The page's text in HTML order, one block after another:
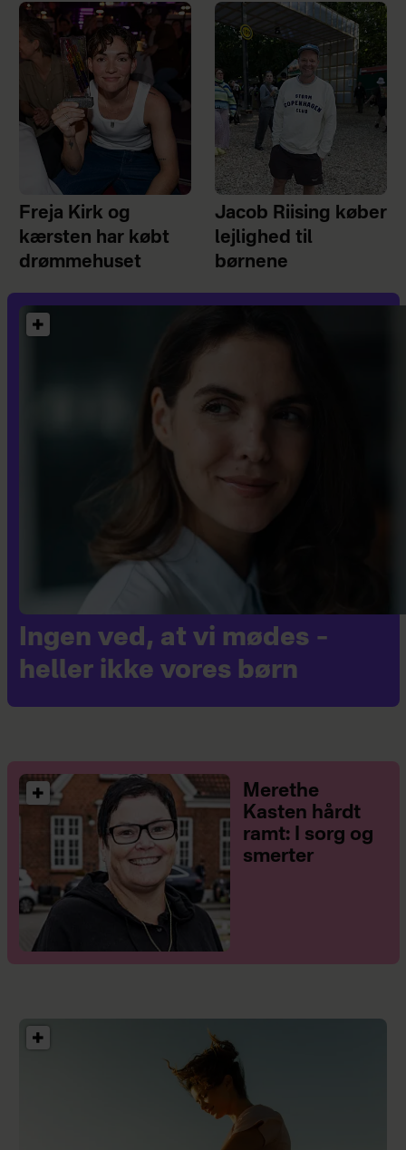
Freja Kirk og
kærsten har købt
drømmehuset
Jacob Riising køber
lejlighed til
børnene
Ingen ved, at vi mødes –
heller ikke vores børn
Merethe
Kasten hårdt
ramt: I sorg og
smerter